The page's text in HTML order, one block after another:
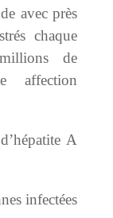
avec près
chaque
de
affection
A
infectées